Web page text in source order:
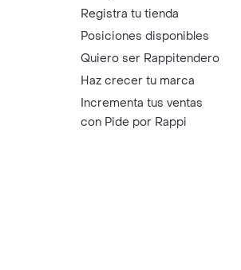
Registra tu tienda
Posiciones disponibles
Quiero ser Rappitendero
Haz crecer tu marca
Incrementa tus ventas
con Pide por Rappi